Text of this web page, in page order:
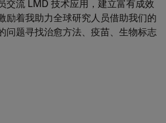
交流 LMD 技术应用，建立富有成效
励着我助力全球研究人员借助我们的
问题寻找治愈方法、疫苗、生物标志